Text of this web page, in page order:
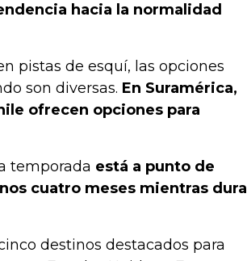
hacia la normalidad
pistas de esquí, las opciones
son diversas. En Suramérica,
ofrecen opciones para
temporada está a punto de
cuatro meses mientras dura
destinos destacados para